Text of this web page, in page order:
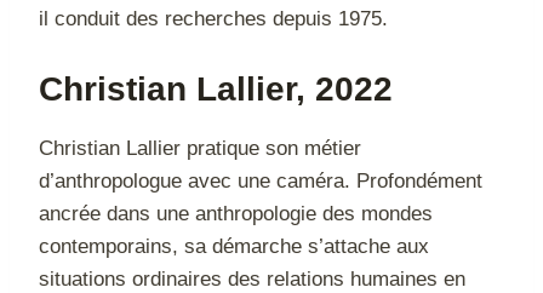
il conduit des recherches depuis 1975.
Christian Lallier, 2022
Christian Lallier pratique son métier
d’anthropologue avec une caméra. Profondément
ancrée dans une anthropologie des mondes
contemporains, sa démarche s’attache aux
situations ordinaires des relations humaines en